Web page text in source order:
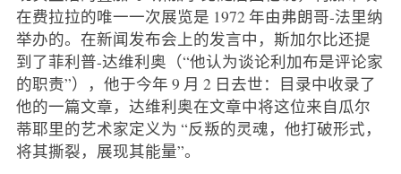
在费拉拉的唯一一次展览是 1972 年由弗朗哥-法里纳
举办的。在新闻发布会上的发言中，斯加尔比还提
到了菲利普-达维利奥（“他认为谈论利加布是评论家
的职责”），他于今年 9 月 2 日去世：目录中收录了
他的一篇文章，达维利奥在文章中将这位来自瓜尔
蒂耶里的艺术家定义为 “反叛的灵魂，他打破形式，
将其撕裂，展现其能量”。